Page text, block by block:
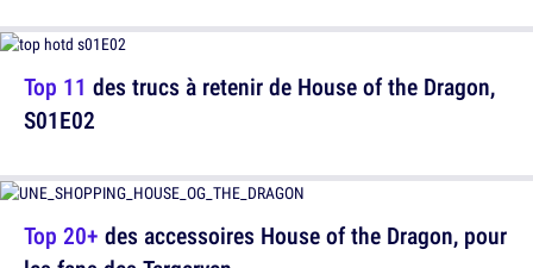
Top 20+ des accessoires House of the Dragon, pour
Top 11 des trucs à retenir de House of the Dragon,
S01E02